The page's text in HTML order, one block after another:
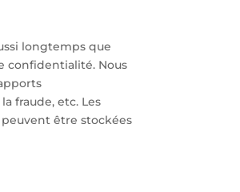
longtemps que
confidentialité. Nous
fraude, etc. Les
être stockées